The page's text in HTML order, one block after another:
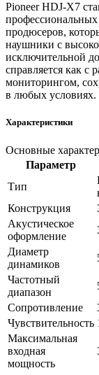
Pioneer HDJ-X7
продюсеров,
наушники с
исключительной
справляется как с
мониторингом,
в любых условиях.
Характеристики
Основные
Параметр
Тип
Конструкция
Акустическое
оформление
Диаметр
динамиков
Частотный
диапазон
Сопротивление
Чувствительность
Максимальная
входная
мощность